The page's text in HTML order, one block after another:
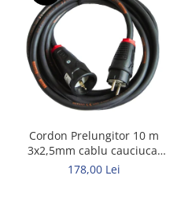
Cordon Prelungitor 10 m
3x2,5mm cablu cauciucat
Titanex
178,00 Lei